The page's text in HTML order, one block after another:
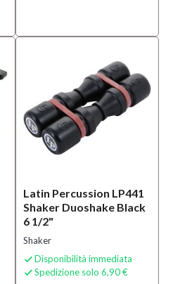
Latin Percussion LP441
Shaker Duoshake Black
6 1/2"
Shaker
 Disponibilità immediata
 Spedizione solo 6,90 €